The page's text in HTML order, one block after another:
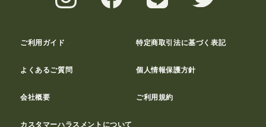
ご利用ガイド 特定商取引法に基づく表記
よくあるご質問 個人情報保護方針
会社概要 ご利用規約
カスタマーハラスメントについて